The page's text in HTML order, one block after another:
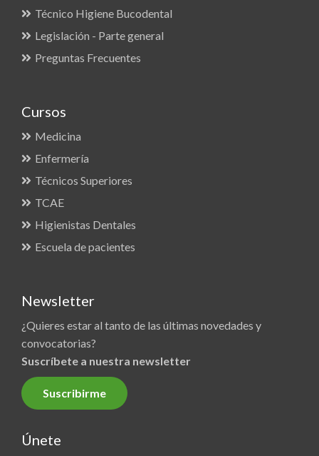
Técnico Higiene Bucodental
Legislación - Parte general
Preguntas Frecuentes
Cursos
Medicina
Enfermería
Técnicos Superiores
TCAE
Higienistas Dentales
Escuela de pacientes
Newsletter
¿Quieres estar al tanto de las últimas novedades y
convocatorias?
Suscríbete a nuestra newsletter
Suscribirme
Únete